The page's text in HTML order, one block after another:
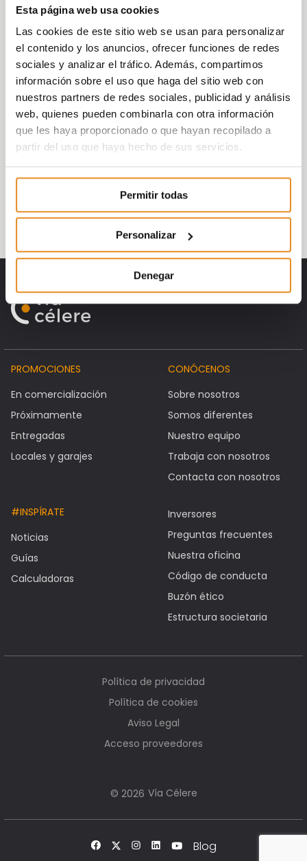
Esta página web usa cookies
Las cookies de este sitio web se usan para personalizar
el contenido y los anuncios, ofrecer funciones de redes
sociales y analizar el tráfico. Además, compartimos
información sobre el uso que haga del sitio web con
nuestros partners de redes sociales, publicidad y análisis
web, quienes pueden combinarla con otra información
que les haya proporcionado o que hayan recopilado a
partir del uso que haya hecho de sus servicios.
Permitir todas
Personalizar
Denegar
empresa a otros compañeros, en un
formato distendido con preguntas y debate.
La primera charla ha tratado sobre “Por qué
es importante la Responsabilidad Social” y
donde Carlos Valdés, Responsable de RSC
en Vía Célere ha comentado, entre otros:
que se entiende por Responsabilidad Social
Corporativa y porqué es una política cada
además de cómo afecta a las empresas de
nuestro sector y cuál es la política de RSC
en Vía Célere.
PROMOCIONES
En comercialización
Próximamente
Entregadas
Locales y garajes
CONÓCENOS
Sobre nosotros
Somos diferentes
Nuestro equipo
Trabaja con nosotros
Contacta con nosotros
#INSPÍRATE
Noticias
Guías
Calculadoras
Inversores
Preguntas frecuentes
Nuestra oficina
Código de conducta
Buzón ético
Estructura societaria
© 2026 Vía Célere
Política de privacidad
Política de cookies
Aviso Legal
Acceso proveedores
Blog